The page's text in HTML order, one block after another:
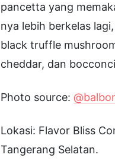
pancetta yang
nya lebih berkelas
black truffle
cheddar, dan
Photo source:
Lokasi: Flavor Bliss
Tangerang Selatan.